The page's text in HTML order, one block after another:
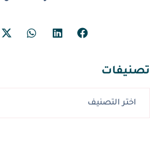
تصنيفات
اختر التصنيف